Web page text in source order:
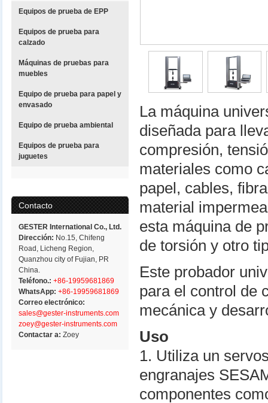
Equipos de prueba de EPP
Equipos de prueba para
calzado
Máquinas de pruebas para
muebles
Equipo de prueba para papel y
envasado
Equipo de prueba ambiental
Equipos de prueba para
juguetes
Contacto
GESTER International Co., Ltd.
Dirección: No.15, Chifeng
Road, Licheng Region,
Quanzhou city of Fujian, PR
China.
Teléfono.: +86-19959681869
WhatsApp: +86-19959681869
Correo electrónico:
sales@gester-instruments.com
zoey@gester-instruments.com
Contactar a:Zoey
La máquina
diseñada para
compresión,
materiales como
papel, cables,
material
esta máquina de
de torsión y otro
Este probador
para el control de
mecánica y
Uso
1. Utiliza un
engranajes
componentes